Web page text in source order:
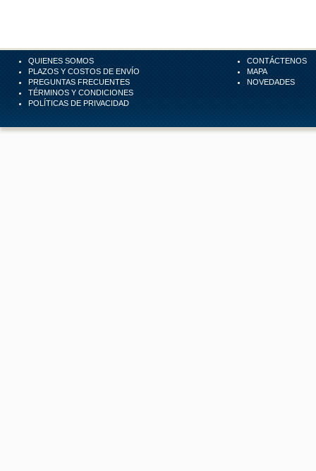
QUIENES SOMOS
PLAZOS Y COSTOS DE ENVÍO
PREGUNTAS FRECUENTES
TÉRMINOS Y CONDICIONES
POLÍTICAS DE PRIVACIDAD
CONTÁCTENOS
MAPA
NOVEDADES